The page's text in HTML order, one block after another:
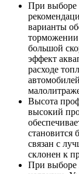
При выборе
варианты
торможении
большой
эффект
расходе
Высота
высокий
становится
связан с
склонен к
При выборе